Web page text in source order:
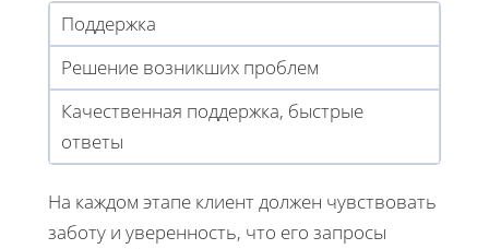
Поддержка
Решение возникших проблем
Качественная поддержка, быстрые
ответы
На каждом этапе клиент должен чувствовать
заботу и уверенность, что его запросы